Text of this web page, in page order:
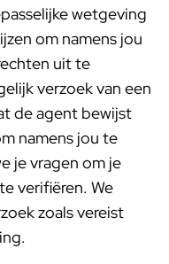
wetgeving
om namens jou
uit te
verzoek van een
de agent bewijst
namens jou te
je vragen om je
verifiëren. We
zoals vereist